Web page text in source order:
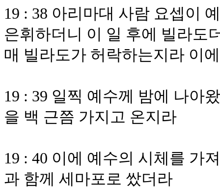
19 : 38 아리마대 사람 요셉이
은휘하더니 이 일 후에 빌라도
매 빌라도가 허락하는지라 이
19 : 39 일찍 예수께 밤에 나아
을 백 근쯤 가지고 온지라
19 : 40 이에 예수의 시체를 가
과 함께 세마포로 쌌더라